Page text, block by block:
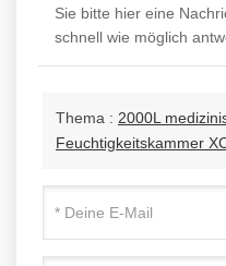
Sie bitte hier eine
schnell wie möglich
Thema : 2000L
Feuchtigkeitskammer